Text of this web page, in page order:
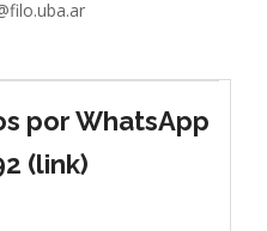
por WhatsApp
(link)